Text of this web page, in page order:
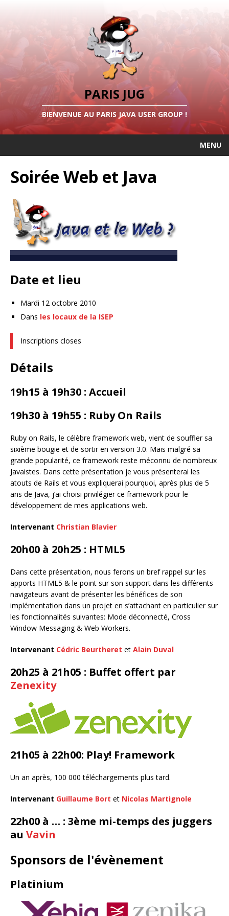
PARIS JUG
BIENVENUE AU PARIS JAVA USER GROUP !
MENU
Soirée Web et Java
Date et lieu
Mardi 12 octobre 2010
Dans les locaux de la ISEP
Inscriptions closes
Détails
19h15 à 19h30 : Accueil
19h30 à 19h55 : Ruby On Rails
Ruby on Rails, le célèbre framework web, vient de souffler sa
sixième bougie et de sortir en version 3.0. Mais malgré sa
grande popularité, ce framework reste méconnu de nombreux
Javaistes. Dans cette présentation je vous présenterai les
atouts de Rails et vous expliquerai pourquoi, après plus de 5
ans de Java, j’ai choisi privilégier ce framework pour le
développement de mes applications web.
Intervenant Christian Blavier
20h00 à 20h25 : HTML5
Dans cette présentation, nous ferons un bref rappel sur les
apports HTML5 & le point sur son support dans les différents
navigateurs avant de présenter les bénéfices de son
implémentation dans un projet en s’attachant en particulier sur
les fonctionnalités suivantes: Mode déconnecté, Cross
Window Messaging & Web Workers.
Intervenant Cédric Beurtheret et Alain Duval
20h25 à 21h05 : Buffet offert par
Zenexity
21h05 à 22h00: Play! Framework
Un an après, 100 000 téléchargements plus tard.
Intervenant Guillaume Bort et Nicolas Martignole
22h00 à … : 3ème mi-temps des juggers
au Vavin
Sponsors de l'évènement
Platinium